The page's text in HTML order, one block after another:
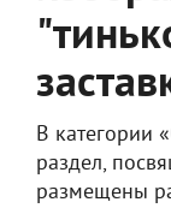
В категории
раздел,
размещены